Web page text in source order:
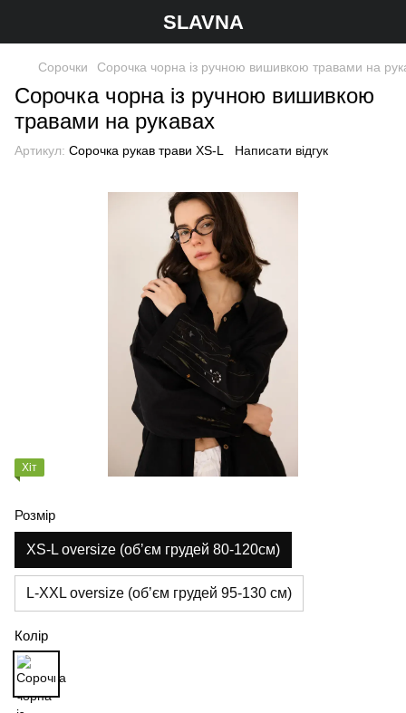
SLAVNA
Сорочки Сорочка чорна із ручною вишивкою травами на
Сорочка чорна із ручною вишивкою
травами на рукавах
Артикул: Сорочка рукав трави XS-L Написати відгук
Хіт
Розмір
XS-L oversize (обʼєм грудей 80-120см)
L-XXL oversize (обʼєм грудей 95-130 см)
Колір